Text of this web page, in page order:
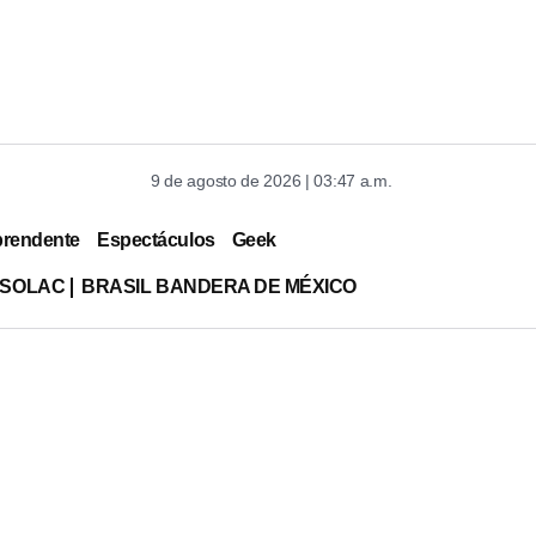
9 de agosto de 2026 | 03:47 a.m.
Espectáculos Geek
BRASIL BANDERA DE MÉXICO